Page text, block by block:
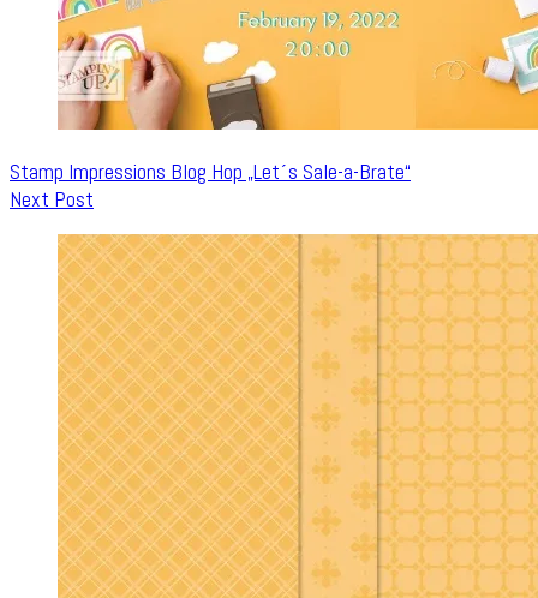
Stamp Impressions Blog Hop „Let´s Sale-a-Brate“
Next Post